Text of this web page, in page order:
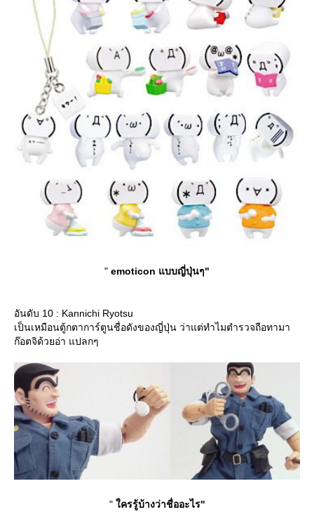
" emoticon แบบญี่ปุ่นๆ"
อันดับ 10 : Kannichi Ryotsu
เป็นเหมือนตู้กตาการ์ตูนชื่อดังของญี่ปุ่น ว่าแต่ทำไมตำรวจถือทามา
ก๊อตจิด้วยอ่า แปลกๆ
"ครรู้บ้างว่าชื่ออะไร"